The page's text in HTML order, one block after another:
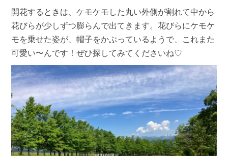
開花するときは、ケモケモした丸い外側が割れて中から
花びらが少しずつ膨らんで出てきます。花びらにケモケ
モを乗せた姿が、帽子をかぶっているようで、これまた
可愛い〜んです！ぜひ探してみてくださいね♡